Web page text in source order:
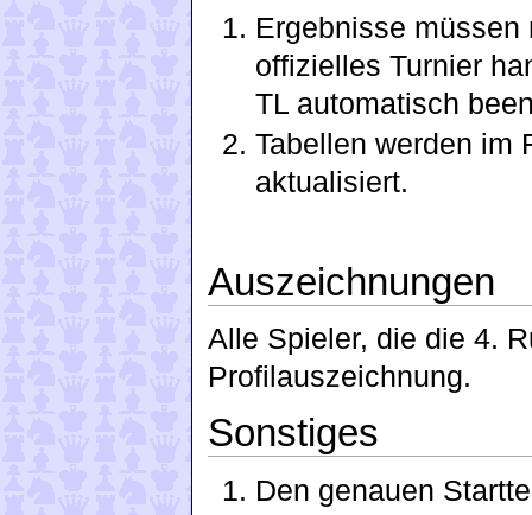
Ergebnisse
offizielles Turnier
TL automatisch
Tabellen werden im
aktualisiert.
Auszeichnungen
Alle Spieler, die die 4.
Profilauszeichnung.
Sonstiges
Den genauen